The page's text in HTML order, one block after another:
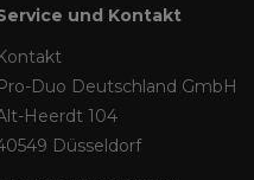
und Kontakt
Duo Deutschland GmbH
Heerdt 104
Düsseldorf